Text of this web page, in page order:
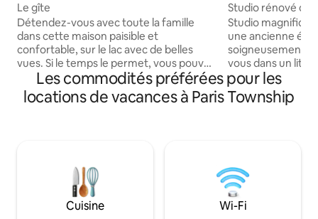
Le gîte
Détendez-vous avec toute la famille
dans cette maison paisible et
confortable, sur le lac avec de belles
vues. Si le temps le permet, vous pouvez
faire du kayak et du paddle.(Kayaks,
planches de paddle, pédalo uniquement
pour les voyageurs qui séjournent. Le lac
parfaite pour les plus petits. L'eau est
peu profonde et plus chaude, bac à
sable disponible (2 animaux de
compagnie max). Les chiens sont les
Studio rénové
grand lit | Cass
Studio
une ancienne
soigneusement
vous dans un lit
regardez vos
streaming sur un
profitez d'une
réfrigérateur, un
cafetière. Les
dressing, le
articles de
Les commodités préférées pour les
locations de vacances à Paris Township
Cuisine Wi-Fi